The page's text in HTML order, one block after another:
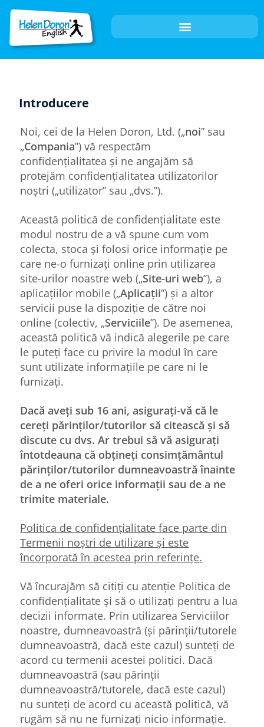
Introducere
Noi, cei de la Helen Doron, Ltd. („noi” sau
„Compania”) vă respectăm
confidențialitatea și ne angajăm să
protejăm confidențialitatea utilizatorilor
noștri („utilizator” sau „dvs.”).
Această politică de confidențialitate este
modul nostru de a vă spune cum vom
colecta, stoca și folosi orice informație pe
care ne-o furnizați online prin utilizarea
site-urilor noastre web („Site-uri web”), a
aplicațiilor mobile („Aplicații”) și a altor
servicii puse la dispoziție de către noi
online (colectiv, „Serviciile”). De asemenea,
această politică vă indică alegerile pe care
le puteți face cu privire la modul în care
sunt utilizate informațiile pe care ni le
furnizați.
Dacă aveți sub 16 ani, asigurați-vă că le
cereți părinților/tutorilor să citească și să
discute cu dvs. Ar trebui să vă asigurați
întotdeauna că obțineți consimțământul
părinților/tutorilor dumneavoastră înainte
de a ne oferi orice informații sau de a ne
trimite materiale.
Politica de confidențialitate face parte din
Termenii noștri de utilizare și este
încorporată în acestea prin referințe.
Vă încurajăm să citiți cu atenție Politica de
confidențialitate și să o utilizați pentru a lua
decizii informate. Prin utilizarea Serviciilor
noastre, dumneavoastră (și părinții/tutorele
dumneavoastră, dacă este cazul) sunteți de
acord cu termenii acestei politici. Dacă
dumneavoastră (sau părinții
dumneavoastră/tutorele, dacă este cazul)
nu sunteți de acord cu această politică, vă
rugăm să nu ne furnizați nicio informație.